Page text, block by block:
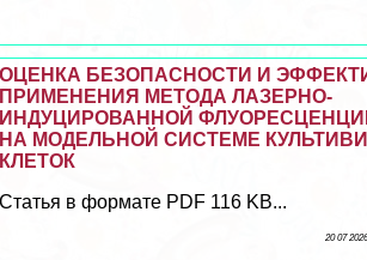
ОЦЕНКА БЕЗОПАСНОСТИ И
ПРИМЕНЕНИЯ МЕТОДА ЛАЗЕРНО-
ИНДУЦИРОВАННОЙ
НА МОДЕЛЬНОЙ СИСТЕМЕ
КЛЕТОК
Статья в формате PDF 116 KB...
20 07